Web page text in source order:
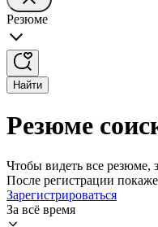
Резюме
Найти
Резюме
Чтобы видеть все резюме,
После регистрации
Зарегистрироваться
За всё время